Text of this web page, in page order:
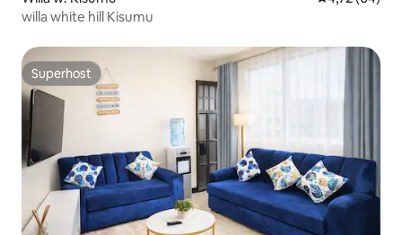
willa white hill Kisumu
Superhost
Superhost